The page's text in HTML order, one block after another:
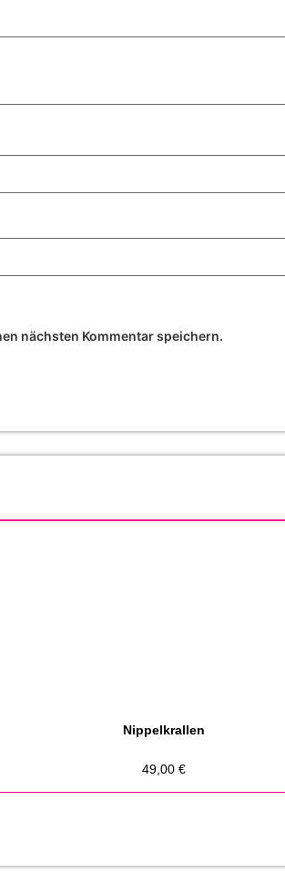
nächsten Kommentar speichern.
Nippelkrallen
49,00 €